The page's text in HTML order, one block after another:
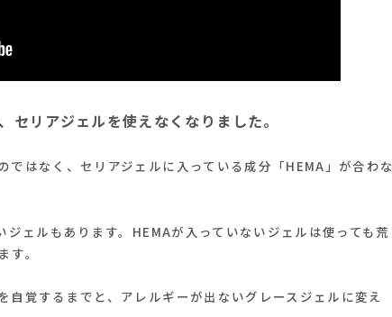
リアジェルを使えなくなりました。
ではなく、セリアジェルに入っている成分「HEMA」が合わな
ェルもあります。HEMAが入っていないジェルは使っても荒
。
自覚するまでと、アレルギーが出ないグレースジェルに変え